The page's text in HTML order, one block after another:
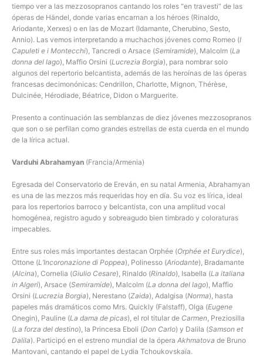
tiempo ver a las mezzosopranos cantando los roles “en travesti” de las
óperas de Händel, donde varias encarnan a los héroes (Rinaldo,
Ariodante, Xerxes) o en las de Mozart (Idamante, Cherubino, Sesto,
Annio). Las vemos interpretando a muchachos jóvenes como Romeo (I
Capuleti e i Montecchi), Tancredi o Arsace (Semiramide), Malcolm (La
donna del lago), Maffio Orsini (Lucrezia Borgia), para nombrar solo
algunos del repertorio belcantista, además de las heroínas de las óperas
francesas decimonónicas: Cendrillon, Charlotte, Mignon, Thérèse,
Dulcinée, Hérodiade, Béatrice, Didon o Marguerite.
Presento a continuación las semblanzas de diez jóvenes mezzosopranos
que son o se perfilan como grandes estrellas de esta cuerda en el mundo
de la lírica actual.
Varduhi Abrahamyan (Francia/Armenia)
Egresada del Conservatorio de Ereván, en su natal Armenia, Abrahamyan
es una de las mezzos más requeridas hoy en día. Su voz es lírica, ideal
para los repertorios barroco y belcantista, con una amplitud vocal
homogénea, registro agudo y sobreagudo bien timbrado y coloraturas
impecables.
Entre sus roles más importantes destacan Orphée (Orphée et Eurydice),
Ottone (L’Incoronazione di Poppea), Polinesso (Ariodante), Bradamante
(Alcina), Cornelia (Giulio Cesare), Rinaldo (Rinaldo), Isabella (La italiana
in Algeri), Arsace (Semiramide), Malcolm (La donna del lago), Maffio
Orsini (Lucrezia Borgia), Nerestano (Zaida), Adalgisa (Norma), hasta
papeles más dramáticos como Mrs. Quickly (Falstaff), Olga (Eugene
Onegin), Pauline (La dama de picas), el rol titular de Carmen, Preziosilla
(La forza del destino), la Princesa Eboli (Don Carlo) y Dalila (Samson et
Dalila). Participó en el estreno mundial de la ópera Akhmatova de Bruno
Mantovani, cantando el papel de Lydia Tchoukovskaïa.